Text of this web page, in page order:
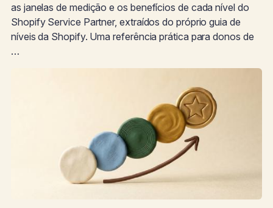
as janelas de medição e os benefícios de cada nível do
Shopify Service Partner, extraídos do próprio guia de
níveis da Shopify. Uma referência prática para donos de
…